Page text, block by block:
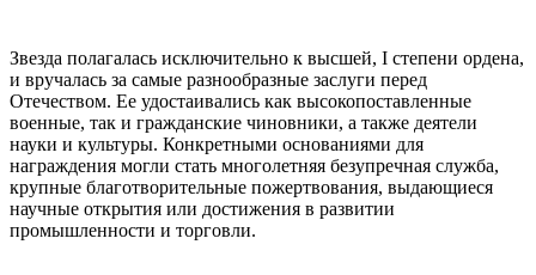
Звезда полагалась исключительно к высшей, I степени ордена,
и вручалась за самые разнообразные заслуги перед
Отечеством. Ее удостаивались как высокопоставленные
военные, так и гражданские чиновники, а также деятели
науки и культуры. Конкретными основаниями для
награждения могли стать многолетняя безупречная служба,
крупные благотворительные пожертвования, выдающиеся
научные открытия или достижения в развитии
промышленности и торговли.